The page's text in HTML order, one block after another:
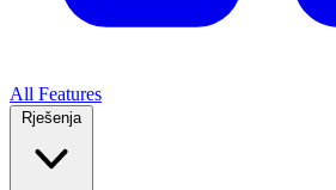
All Features
Rješenja